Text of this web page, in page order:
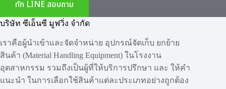
ทัก LINE สอบถาม
บริษัท ซีเอ็นซี มูฟวิ่ง จำกัด
เราคือผู้นำเข้าและจัดจำหน่าย อุปกรณ์จัดเก็บ ยกย้าย
สินค้า (Material Handling Equipment) ในโรงงาน
อุตสาหกรรม รวมถึงเป็นผู้ที่ให้บริการปรึกษา และ ให้คำ
แนะนำ ในการเลือกใช้สินค้าแต่ละประเภทอย่างถูกต้อง